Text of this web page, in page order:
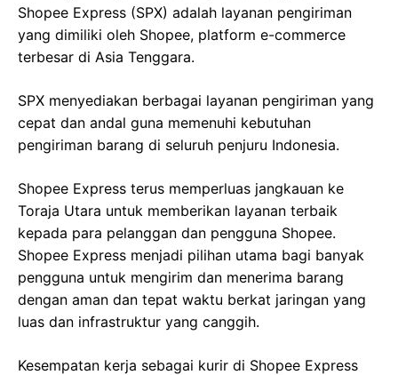
Shopee Express (SPX) adalah layanan pengiriman
yang dimiliki oleh Shopee, platform e-commerce
terbesar di Asia Tenggara.
SPX menyediakan berbagai layanan pengiriman yang
cepat dan andal guna memenuhi kebutuhan
pengiriman barang di seluruh penjuru Indonesia.
Shopee Express terus memperluas jangkauan ke
Toraja Utara untuk memberikan layanan terbaik
kepada para pelanggan dan pengguna Shopee.
Shopee Express menjadi pilihan utama bagi banyak
pengguna untuk mengirim dan menerima barang
dengan aman dan tepat waktu berkat jaringan yang
luas dan infrastruktur yang canggih.
Kesempatan kerja sebagai kurir di Shopee Express